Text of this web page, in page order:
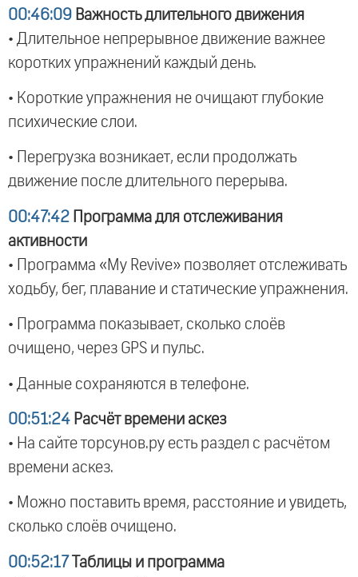
00:46:09 Важность длительного движения
• Длительное непрерывное движение важнее
коротких упражнений каждый день.
• Короткие упражнения не очищают глубокие
психические слои.
• Перегрузка возникает, если продолжать
движение после длительного перерыва.
00:47:42 Программа для отслеживания
активности
• Программа «My Revive» позволяет отслеживать
ходьбу, бег, плавание и статические упражнения.
• Программа показывает, сколько слоёв
очищено, через GPS и пульс.
• Данные сохраняются в телефоне.
00:51:24 Расчёт времени аскез
• На сайте торсунов.ру есть раздел с расчётом
времени аскез.
• Можно поставить время, расстояние и увидеть,
сколько слоёв очищено.
00:52:17 Таблицы и программа